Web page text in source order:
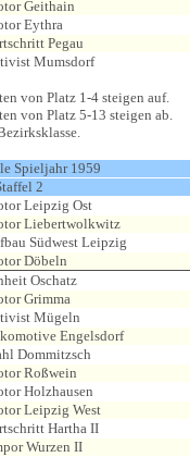
Geithain
Eythra
Pegau
Mumsdorf
von Platz 1-4 steigen auf.
von Platz 5-13 steigen ab.
Spieljahr 1959
2
Leipzig Ost
Liebertwolkwitz
Südwest Leipzig
Döbeln
Oschatz
Grimma
Mügeln
Engelsdorf
Dommitzsch
Roßwein
Holzhausen
Leipzig West
Hartha II
Wurzen II